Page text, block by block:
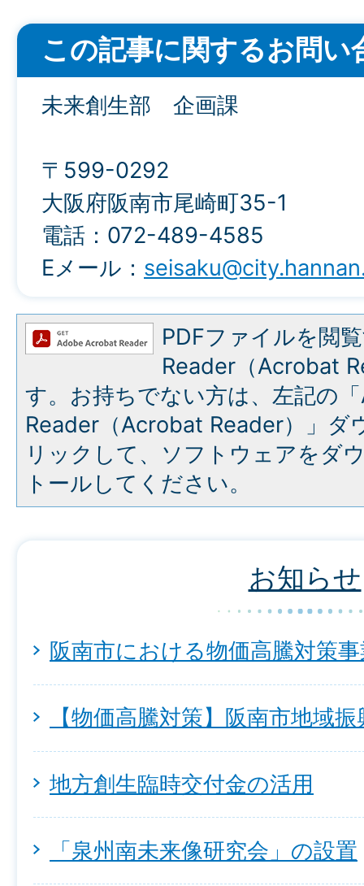
この記事に関するお問い
未来創生部 企画課
〒599-0292
大阪府阪南市尾崎町35-1
電話：072-489-4585
Eメール：
PDFファイルを閲
Reader（Acrobat
す。お持ちでない方は、左記の
Reader（Acrobat Reader）」ダ
リックして、ソフトウェアをダ
トールしてください。
お知らせ
阪南市における物価高騰対策
【物価高騰対策】阪南市地域
地方創生臨時交付金の活用
「泉州南未来像研究会」の設置